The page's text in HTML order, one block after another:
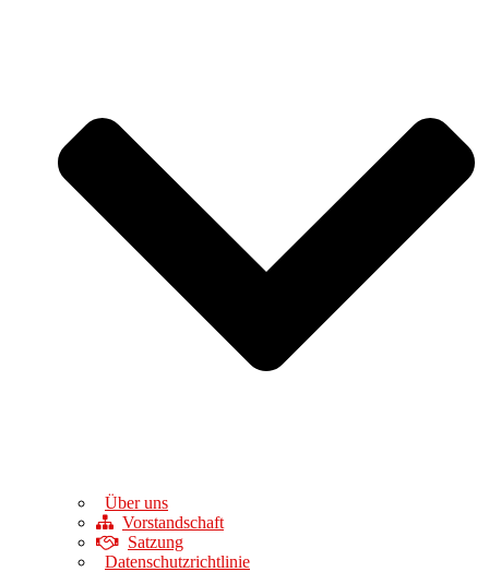
Über uns
Vorstandschaft
Satzung
Datenschutzrichtlinie